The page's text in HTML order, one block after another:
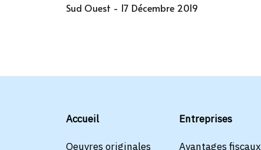
Sud Ouest - 17 Décembre 2019
Accueil
Oeuvres originales
Entreprises
Avantages fiscaux